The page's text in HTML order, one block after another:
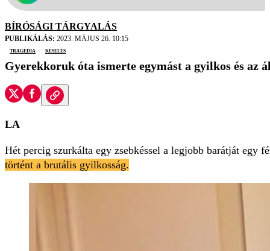
BÍRÓSÁGI TÁRGYALÁS
PUBLIKÁLÁS: 2023. MÁJUS 26. 10:15
tragédia
késelés
Gyerekkoruk óta ismerte egymást a gyilkos és az
LA
Hét percig szurkálta egy zsebkéssel a legjobb barátját egy
történt a brutális gyilkosság.